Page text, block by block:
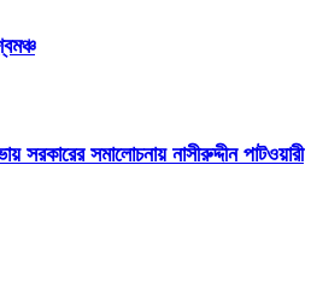
সমালোচনায় নাসীরুদ্দীন পাটওয়ারী